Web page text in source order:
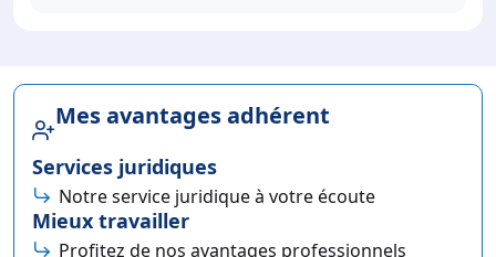
Mes avantages adhérent
Services juridiques
Notre service juridique à votre écoute
Mieux travailler
Profitez de nos avantages professionnels